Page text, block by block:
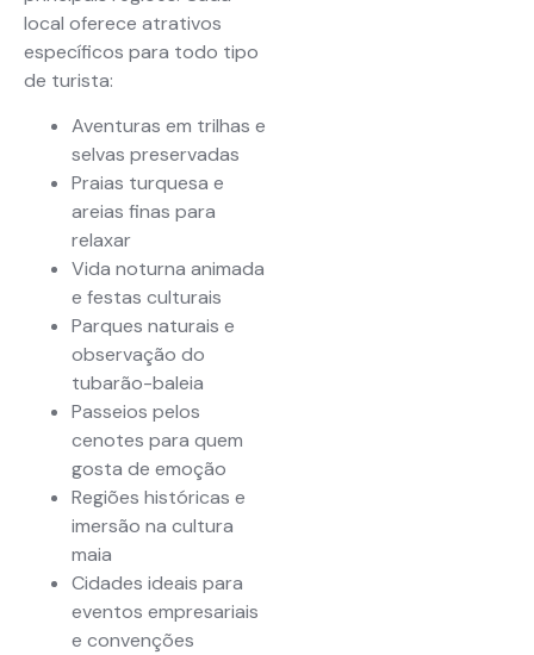
local oferece atrativos
específicos para todo tipo
de turista:
Aventuras em trilhas e
selvas preservadas
Praias turquesa e
areias finas para
relaxar
Vida noturna animada
e festas culturais
Parques naturais e
observação do
tubarão-baleia
Passeios pelos
cenotes para quem
gosta de emoção
Regiões históricas e
imersão na cultura
maia
Cidades ideais para
eventos empresariais
e convenções